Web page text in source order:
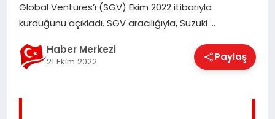
EĞITIM
EKONOMI
Global Ventures’ı (SGV) Ekim 2022 itibarıyla
kurduğunu açıkladı. SGV aracılığıyla, Suzuki …
Haber Merkezi
21 Ekim 2022 Paylaş